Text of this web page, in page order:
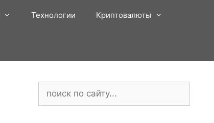
Технологии Криптовалюты